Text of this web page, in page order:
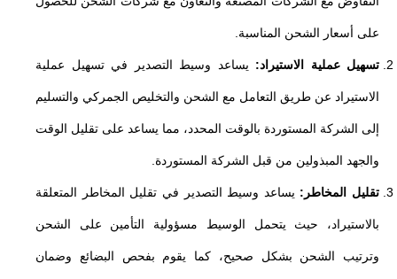
على أسعار الشحن المناسبة.
تسهيل عملية الاستيراد: يساعد وسيط التصدير في تسهيل عملية
الاستيراد عن طريق التعامل مع الشحن والتخليص الجمركي والتسليم
إلى الشركة المستوردة بالوقت المحدد، مما يساعد على تقليل الوقت
والجهد المبذولين من قبل الشركة المستوردة.
تقليل المخاطر: يساعد وسيط التصدير في تقليل المخاطر المتعلقة
بالاستيراد، حيث يتحمل الوسيط مسؤولية التأمين على الشحن
وترتيب الشحن بشكل صحيح، كما يقوم بفحص البضائع وضمان